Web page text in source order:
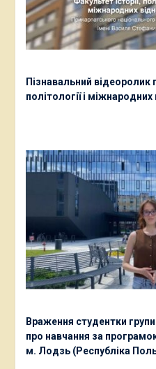
Пізнавальний відеоролик
політології і міжнародних
Враження студентки
про навчання за
м. Лодзь (Республіка